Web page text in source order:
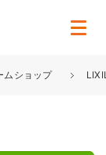
ムショップ